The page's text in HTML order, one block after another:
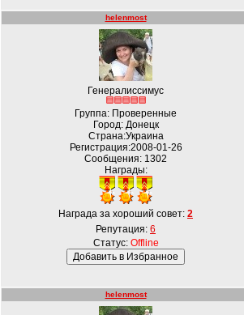
helenmost
Генералиссимус
Группа: Проверенные
Город: Донецк
Страна:Украина
Регистрация:2008-01-26
Сообщения: 1302
Награды:
Награда за хороший совет: 2
Репутация: 6
Статус: Offline
helenmost